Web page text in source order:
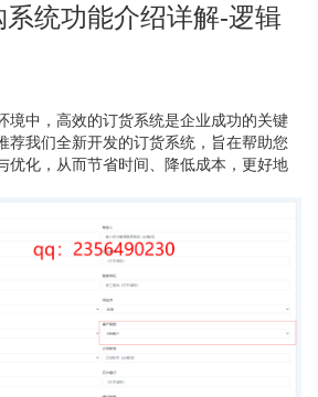
统功能介绍详解-逻辑
境中，高效的订货系统是企业成功的关键
荐我们全新开发的订货系统，旨在帮助您
优化，从而节省时间、降低成本，更好地